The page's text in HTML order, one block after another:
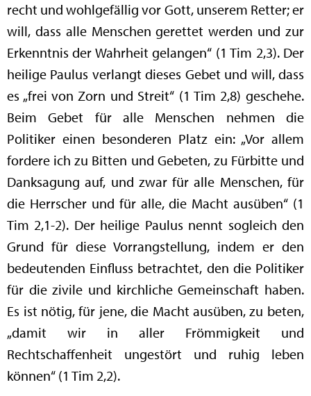
recht und wohlgefällig vor Gott, unserem Retter; er
will, dass alle Menschen gerettet werden und zur
Erkenntnis der Wahrheit gelangen“ (1 Tim 2,3). Der
heilige Paulus verlangt dieses Gebet und will, dass
es „frei von Zorn und Streit“ (1 Tim 2,8) geschehe.
Beim Gebet für alle Menschen nehmen die
Politiker einen besonderen Platz ein: „Vor allem
fordere ich zu Bitten und Gebeten, zu Fürbitte und
Danksagung auf, und zwar für alle Menschen, für
die Herrscher und für alle, die Macht ausüben“ (1
Tim 2,1-2). Der heilige Paulus nennt sogleich den
Grund für diese Vorrangstellung, indem er den
bedeutenden Einfluss betrachtet, den die Politiker
für die zivile und kirchliche Gemeinschaft haben.
Es ist nötig, für jene, die Macht ausüben, zu beten,
„damit wir in aller Frömmigkeit und
Rechtschaffenheit ungestört und ruhig leben
können“ (1 Tim 2,2).